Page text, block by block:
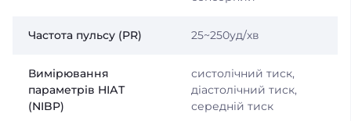
Частота пульсу (PR) 25~250уд/хв
Вимірювання
параметрів НІАТ
(NIBP)
систолічний тиск,
діастолічний тиск,
середній тиск